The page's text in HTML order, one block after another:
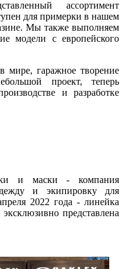
ассортимент
для примерки в нашем
Мы также выполняем
модели с европейского
мире, гаражное творение
проект, теперь
и разработке
и маски - компания
и экипировку для
2022 года - линейка
представлена